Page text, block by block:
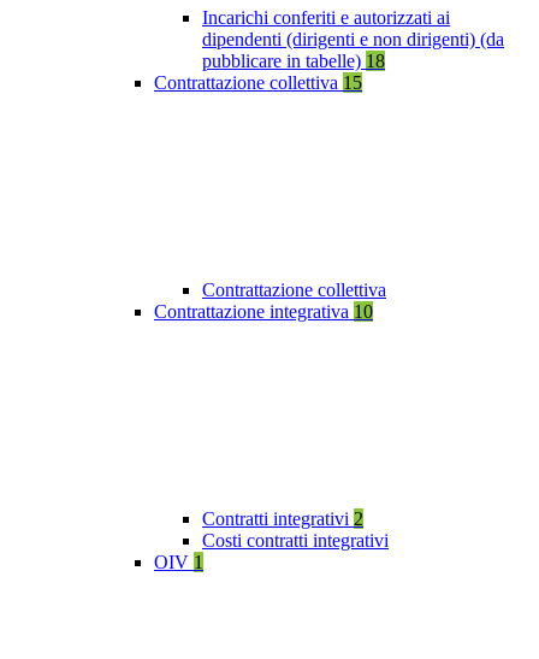
Incarichi conferiti e autorizzati ai
dipendenti (dirigenti e non dirigenti) (da
pubblicare in tabelle) 18
Contrattazione collettiva 15
Contrattazione collettiva
Contrattazione integrativa 10
Contratti integrativi 2
Costi contratti integrativi
OIV 1